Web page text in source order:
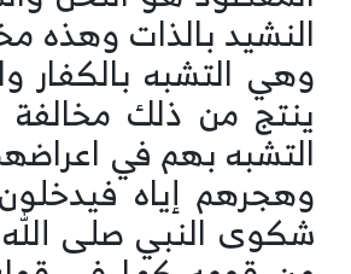
النشيد بالذات وهذه
وهي التشبه بالكفار
ينتج من ذلك
التشبه بهم في
وهجرهم إياه
شكوى النبي صلى